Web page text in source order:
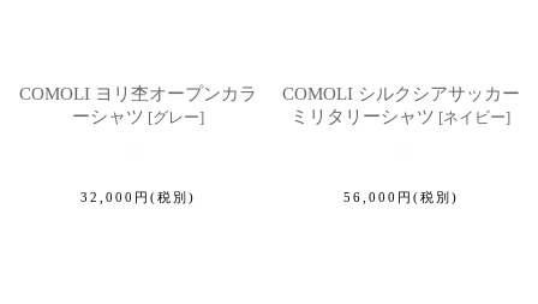
COMOLI ヨリ杢オープンカラ
ーシャツ [グレー]
32,000 円 (税別)
COMOLI シルクシアサッカー
ミリタリーシャツ [ネイビー]
56,000 円 (税別)